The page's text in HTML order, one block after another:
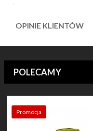
OPINIE KLIENTÓW
POLECAMY
Promocja